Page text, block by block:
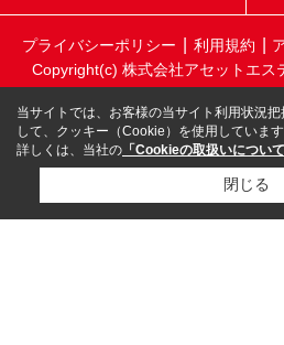
プライバシーポリシー 利用規約
Copyright(c) 株式会社アセットエス
当サイトでは、お客様の当サイト利用状況
して、クッキー（Cookie）を使用しています
詳しくは、当社の 「Cookieの取扱いについて
閉じる